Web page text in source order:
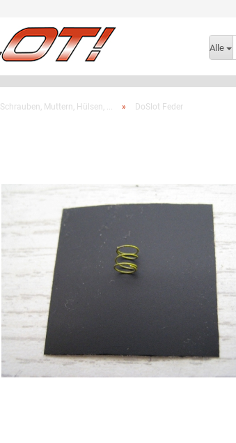
Lieferland
Alle
Schrauben, Muttern, Hülsen, ... » DoSlot Feder